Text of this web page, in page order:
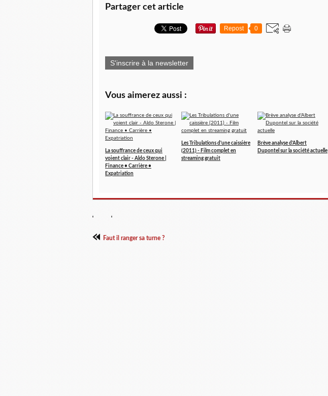
Partager cet article
Repost 0
S'inscrire à la newsletter
Vous aimerez aussi :
La souffrance de ceux qui
voient clair - Aldo Sterone |
Finance • Carrière •
Expatriation
Les Tribulations d'une caissière
(2011) - Film complet en
streaming gratuit
Brève analyse d'Albert
Dupontel sur la société actuelle
Faut il ranger sa turne ?